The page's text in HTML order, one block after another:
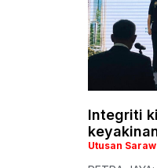
Integriti
Utusan